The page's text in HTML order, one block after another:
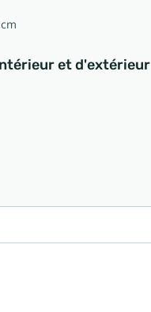
et d'extérieur